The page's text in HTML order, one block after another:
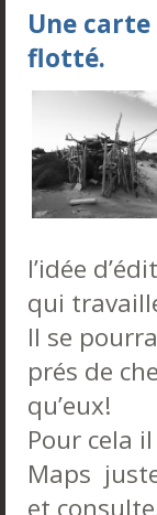
Une
flotté.
l’idée
qui
Il se
prés de
qu’eux!
Pour cela
Maps
et